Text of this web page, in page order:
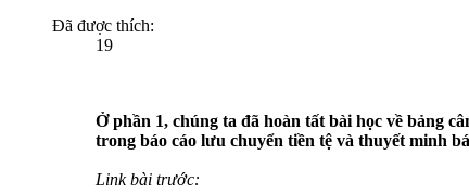
Đã được thích:
19
Ở phần 1, chúng ta đã hoàn tất bài học về bảng
trong báo cáo lưu chuyển tiền tệ và thuyết minh
Link bài trước: